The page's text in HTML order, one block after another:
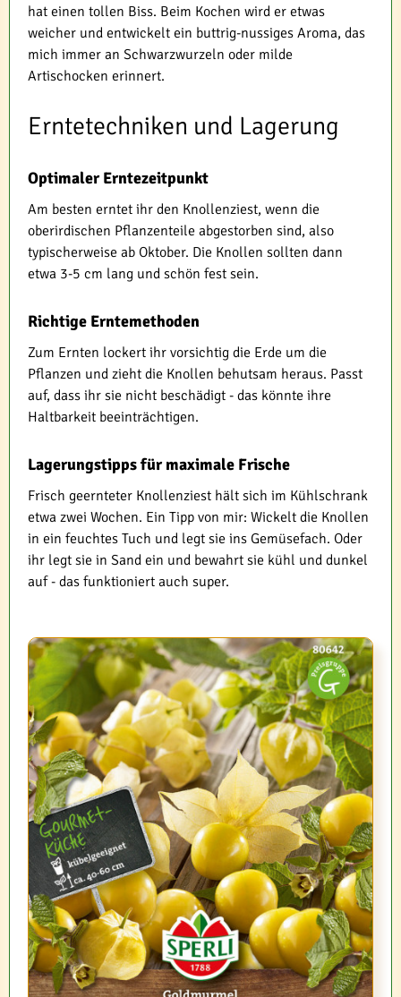
hat einen tollen Biss. Beim Kochen wird er etwas
weicher und entwickelt ein buttrig-nussiges Aroma, das
mich immer an Schwarzwurzeln oder milde
Artischocken erinnert.
Erntetechniken und Lagerung
Optimaler Erntezeitpunkt
Am besten erntet ihr den Knollenziest, wenn die
oberirdischen Pflanzenteile abgestorben sind, also
typischerweise ab Oktober. Die Knollen sollten dann
etwa 3-5 cm lang und schön fest sein.
Richtige Erntemethoden
Zum Ernten lockert ihr vorsichtig die Erde um die
Pflanzen und zieht die Knollen behutsam heraus. Passt
auf, dass ihr sie nicht beschädigt - das könnte ihre
Haltbarkeit beeinträchtigen.
Lagerungstipps für maximale Frische
Frisch geernteter Knollenziest hält sich im Kühlschrank
etwa zwei Wochen. Ein Tipp von mir: Wickelt die Knollen
in ein feuchtes Tuch und legt sie ins Gemüsefach. Oder
ihr legt sie in Sand ein und bewahrt sie kühl und dunkel
auf - das funktioniert auch super.